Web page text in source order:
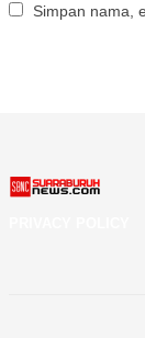
Simpan nama,